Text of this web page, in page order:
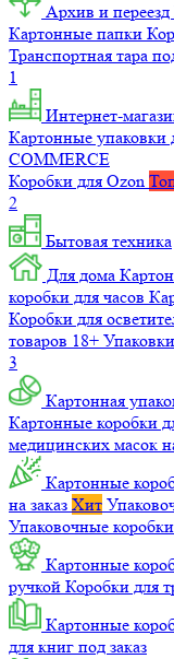
Архив и переезд
Картонные папки
Транспортная тара
1
Интернет-
Картонные упаковки
COMMERCE
Коробки для Ozon
2
Бытовая техника
Для дома
коробки для часов
Коробки для
товаров 18+
3
Картонная
Картонные коробки
медицинских масок
Картонные
на заказ Хит
Упаковочные
Картонные
ручкой Коробки для
Картонные
для книг под заказ